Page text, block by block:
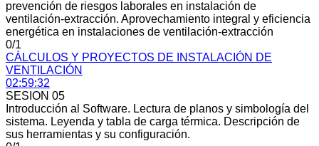
prevención de riesgos laborales en instalación de
ventilación-extracción. Aprovechamiento integral y eficiencia
energética en instalaciones de ventilación-extracción
0/1
CÁLCULOS Y PROYECTOS DE INSTALACIÓN DE
VENTILACIÓN
02:59:32
SESION 05
Introducción al Software. Lectura de planos y simbología del
sistema. Leyenda y tabla de carga térmica. Descripción de
sus herramientas y su configuración.